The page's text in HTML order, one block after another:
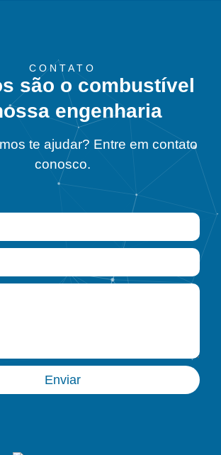
CONTATO
são o combustível
engenharia
te ajudar? Entre em contato
conosco.
Enviar